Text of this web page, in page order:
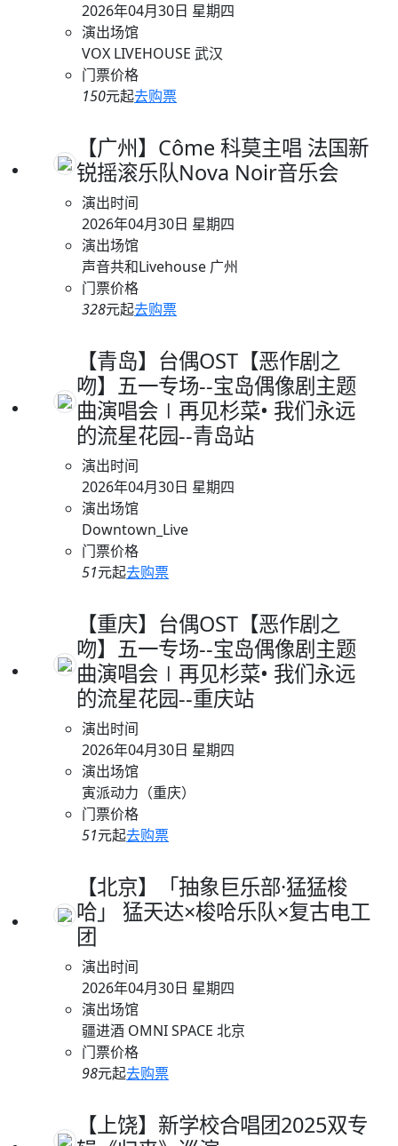
2026年04月30日 星期四
演出场馆
VOX LIVEHOUSE 武汉
门票价格
150元起去购票
【广州】Côme 科莫主唱 法国新
锐摇滚乐队Nova Noir音乐会
演出时间
2026年04月30日 星期四
演出场馆
声音共和Livehouse 广州
门票价格
328元起去购票
【青岛】台偶OST【恶作剧之
吻】五一专场--宝岛偶像剧主题
曲演唱会∣再见杉菜• 我们永远
的流星花园--青岛站
演出时间
2026年04月30日 星期四
演出场馆
Downtown_Live
门票价格
51元起去购票
【重庆】台偶OST【恶作剧之
吻】五一专场--宝岛偶像剧主题
曲演唱会∣再见杉菜• 我们永远
的流星花园--重庆站
演出时间
2026年04月30日 星期四
演出场馆
寅派动力（重庆）
门票价格
51元起去购票
【北京】「抽象巨乐部·猛猛梭
哈」 猛天达×梭哈乐队×复古电工
团
演出时间
2026年04月30日 星期四
演出场馆
疆进酒 OMNI SPACE 北京
门票价格
98元起去购票
【上饶】新学校合唱团2025双专